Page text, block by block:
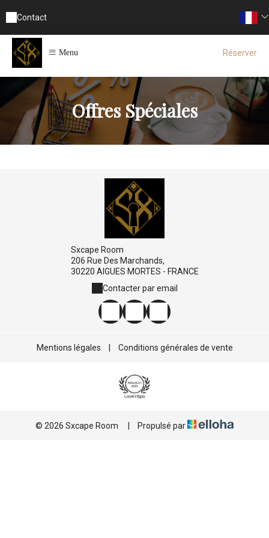
Contact
Menu Réserver
Offres Spéciales
Sxcape Room
206 Rue Des Marchands,
30220 AIGUES MORTES - FRANCE
Contacter par email
Mentions légales Conditions générales de vente
© 2026 Sxcape Room Propulsé par